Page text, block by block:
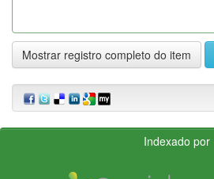
Mostrar registro completo do item
Indexado por